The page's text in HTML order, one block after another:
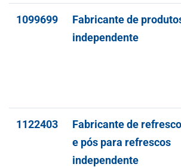
1099699
Fabricante de
independente
1122403
Fabricante de
e pós para refrescos
independente